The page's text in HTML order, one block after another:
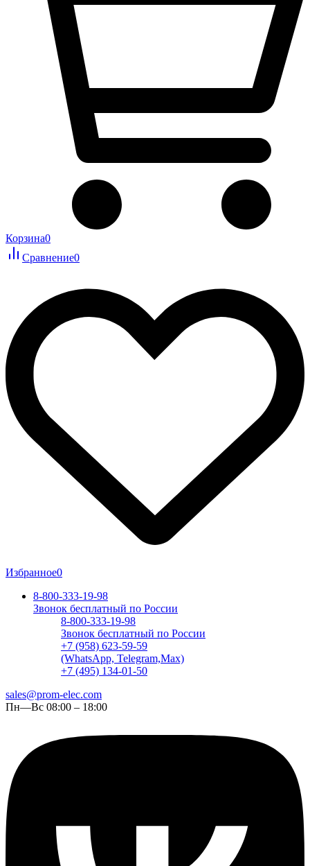
Корзина0
Сравнение0
Избранное0
8-800-333-19-98
Звонок бесплатный по России
8-800-333-19-98
Звонок бесплатный по России
+7 (958) 623-59-59
(WhatsApp, Telegram,Max)
+7 (495) 134-01-50
sales@prom-elec.com
Пн—Вс 08:00 – 18:00